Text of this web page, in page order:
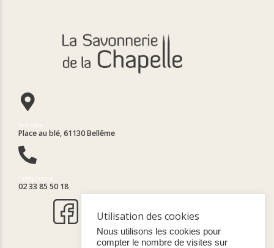
Adresse
Place au blé, 61130 Bellême
Téléphone
02 33 85 50 18
Utilisation des cookies
Nous utilisons les cookies pour
compter le nombre de visites sur